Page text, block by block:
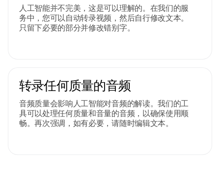
人工智能并不完美，这是可以理解的。在我们的服
务中，您可以自动转录视频，然后自行修改文本。
只留下必要的部分并修改错别字。
转录任何质量的音频
音频质量会影响人工智能对音频的解读。我们的工
具可以处理任何质量和音量的音频，以确保使用顺
畅。再次强调，如有必要，请随时编辑文本。